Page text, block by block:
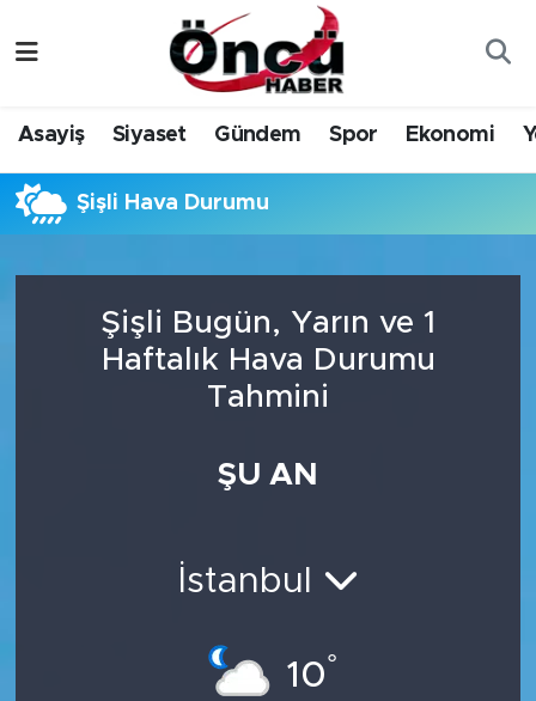
Asayiş Siyaset Gündem Spor Ekonomi
Şişli Hava Durumu
Şişli Bugün, Yarın ve 1
Haftalık Hava Durumu
Tahmini
ŞU AN
İstanbul
10°
Gündem
Sağlık & Çevre
Spor
Siyaset
Düzce Nöbetçi Eczaneler
Düzce Hava Durumu
Düzce Namaz Vakitleri
Düzce Trafik Yoğunluk Haritası
Süper Lig Puan Durumu ve Fikstür
Tüm Manşetler